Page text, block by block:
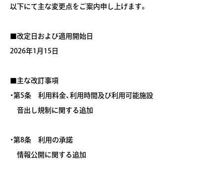
以下にて主な変更点をご案内申し上げます。
■改定日および適用開始日
2026年1月15日
■主な改訂事項
・第5条 利用料金、利用時間及び利用可能施設
音出し規制に関する追加
・第8条 利用の承諾
情報公開に関する追加